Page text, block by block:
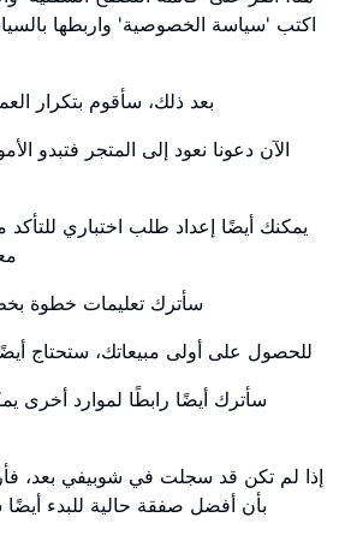
اكتب 'سياسة الخصوصية' واربطها
بعد ذلك، سأقوم بتكرار
الآن دعونا نعود إلى المتجر فتبدو
يمكنك أيضًا إعداد طلب اختباري
سأترك تعليمات خطوة
للحصول على أولى مبيعاتك، ستحتاج
سأترك أيضًا رابطًا لموارد أخرى
إذا لم تكن قد سجلت في شوبيفي بعد،
بأن أفضل صفقة حالية للبدء